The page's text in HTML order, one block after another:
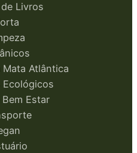
Livros
Atlântica
Ecológicos
Bem Estar